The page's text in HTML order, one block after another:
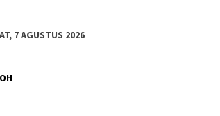
7 AGUSTUS 2026